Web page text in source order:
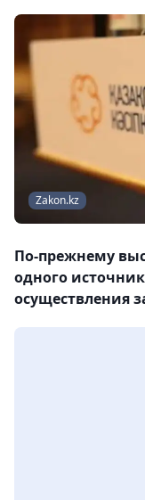
Zakon.kz
По-прежнему
одного
осуществления